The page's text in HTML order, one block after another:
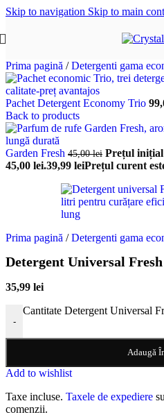
Skip to navigation Skip to main
Prima pagină / Detergenti gama
Pachet Detergent Economy Trio
Back to products
Garden Fresh 45,00lei Prețul inițial
45,00 lei.39,99 leiPrețul curent
Prima pagină / Detergenti gama
Detergent Universal
35,99 lei
-
Cantitate Detergent Universal
Adaugă
Add to wishlist
Taxe incluse. Taxele de expediere
comenzii.